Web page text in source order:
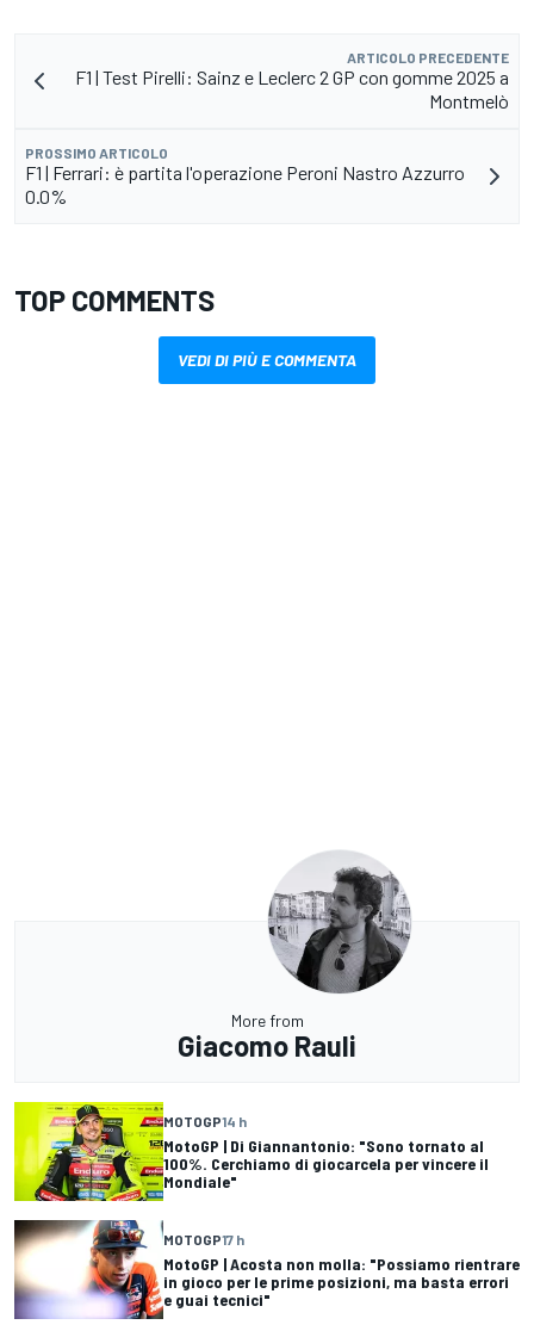
ARTICOLO PRECEDENTE
F1 | Test Pirelli: Sainz e Leclerc 2 GP con gomme 2025 a
Montmelò
PROSSIMO ARTICOLO
F1 | Ferrari: è partita l'operazione Peroni Nastro Azzurro
0.0%
TOP COMMENTS
VEDI DI PIÙ E COMMENTA
More from
Giacomo Rauli
MOTOGP14 h
MotoGP | Di Giannantonio: "Sono tornato al
100%. Cerchiamo di giocarcela per vincere il
Mondiale"
MOTOGP17 h
MotoGP | Acosta non molla: "Possiamo rientrare
in gioco per le prime posizioni, ma basta errori
e guai tecnici"